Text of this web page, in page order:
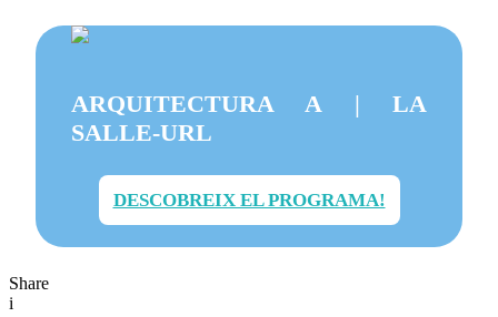
ARQUITECTURA A | LA
SALLE-URL
DESCOBREIX EL PROGRAMA!
Share
i